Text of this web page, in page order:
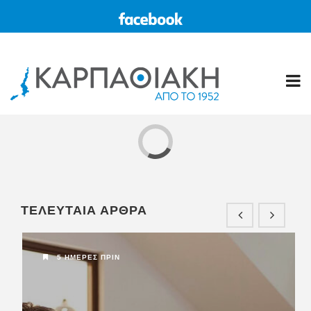
Η “ΚΑΡΠΑΘΙΑΚΗ” στο διαδίκτυο
www.karpa...
ΤΕΛΕΥΤΑΙΑ ΑΡΘΡΑ
5 ΗΜΈΡΕΣ ΠΡΙΝ